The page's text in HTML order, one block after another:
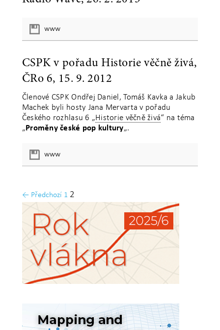
www
CSPK v pořadu Historie věčně živá,
ČRo 6, 15. 9. 2012
Členové CSPK Ondřej Daniel, Tomáš Kavka a Jakub
Machek byli hosty Jana Mervarta v pořadu
Českého rozhlasu 6 „Historie věčně živá“ na téma
„Proměny české pop kultury„.
www
← Předchozí 1 2